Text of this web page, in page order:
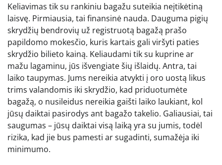
Keliavimas tik su rankiniu bagažu suteikia neįtikėtiną
laisvę. Pirmiausia, tai finansinė nauda. Dauguma pigių
skrydžių bendrovių už registruotą bagažą prašo
papildomo mokesčio, kuris kartais gali viršyti paties
skrydžio bilieto kainą. Keliaudami tik su kuprine ar
mažu lagaminu, jūs išvengiate šių išlaidų. Antra, tai
laiko taupymas. Jums nereikia atvykti į oro uostą likus
trims valandomis iki skrydžio, kad priduotumėte
bagažą, o nusileidus nereikia gaišti laiko laukiant, kol
jūsų daiktai pasirodys ant bagažo takelio. Galiausiai, tai
saugumas – jūsų daiktai visą laiką yra su jumis, todėl
rizika, kad jie bus pamesti ar sugadinti, sumažėja iki
minimumo.